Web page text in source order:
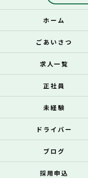
ホーム
ごあいさつ
求人一覧
正社員
未経験
ドライバー
ブログ
採用申込